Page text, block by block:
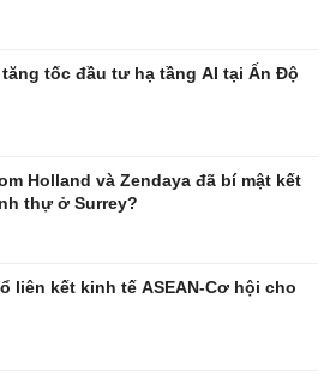
Doanh nhân
Vì cộng đồng
tốc đầu tư hạ tầng AI tại Ấn Độ
Holland và Zendaya đã bí mật kết
thự ở Surrey?
liên kết kinh tế ASEAN-Cơ hội cho